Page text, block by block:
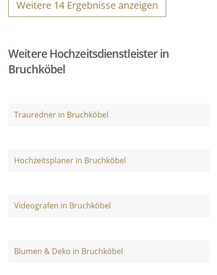
Weitere 14 Ergebnisse anzeigen
Weitere Hochzeitsdienstleister in
Bruchköbel
Trauredner in Bruchköbel
Hochzeitsplaner in Bruchköbel
Videografen in Bruchköbel
Blumen & Deko in Bruchköbel